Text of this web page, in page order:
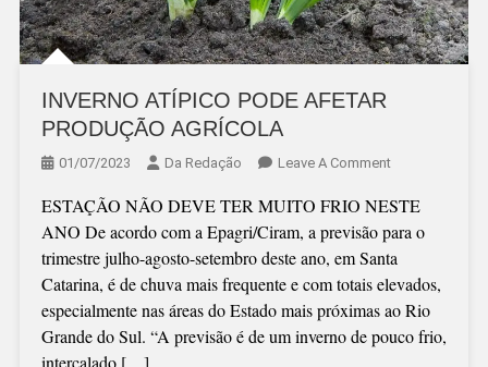
INVERNO ATÍPICO PODE AFETAR
PRODUÇÃO AGRÍCOLA
01/07/2023 Da Redação Leave A CommentOn
ATÍPICO
PODE
AFETAR
PRODUÇÃO
AGRÍCOLA
ESTAÇÃO NÃO DEVE TER MUITO FRIO NESTE
ANO De acordo com a Epagri/Ciram, a previsão para o
trimestre julho-agosto-setembro deste ano, em Santa
Catarina, é de chuva mais frequente e com totais elevados,
especialmente nas áreas do Estado mais próximas ao Rio
Grande do Sul. “A previsão é de um inverno de pouco frio,
intercalado […]